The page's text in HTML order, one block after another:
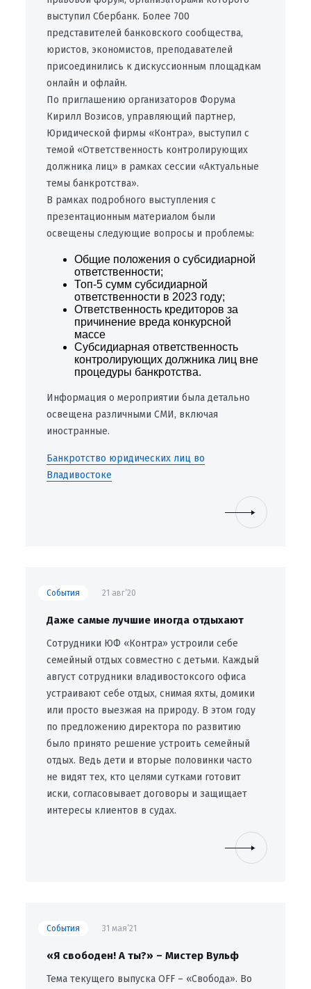
выступил Сбербанк. Более 700
представителей банковского сообщества,
юристов, экономистов, преподавателей
присоединились к дискуссионным площадкам
онлайн и офлайн.
По приглашению организаторов Форума
Кирилл Возисов, управляющий партнер,
Юридической фирмы «Контра», выступил с
темой «Ответственность контролирующих
должника лиц» в рамках сессии «Актуальные
темы банкротства».
В рамках подробного выступления с
презентационным материалом были
освещены следующие вопросы и проблемы:
Общие положения о субсидиарной
ответственности;
Топ-5 сумм субсидиарной
ответственности в 2023 году;
Ответственность кредиторов за
причинение вреда конкурсной
массе
Cубсидиарная ответственность
контролирующих должника лиц вне
процедуры банкротства.
Информация о мероприятии была детально
освещена различными СМИ, включая
иностранные.
Банкротство юридических лиц во
Владивостоке
События 21 авг’20
Даже самые лучшие иногда отдыхают
Сотрудники ЮФ «Контра» устроили себе
семейный отдых совместно с детьми. Каждый
август сотрудники владивостоксого офиса
устраивают себе отдых, снимая яхты, домики
или просто выезжая на природу. В этом году
по предложению директора по развитию
было принято решение устроить семейный
отдых. Ведь дети и вторые половинки часто
не видят тех, кто целями сутками готовит
иски, согласовывает договоры и защищает
интересы клиентов в судах.
События 31 мая’21
«Я свободен! А ты?» – Мистер Вульф
Тема текущего выпуска OFF – «Свобода». Во